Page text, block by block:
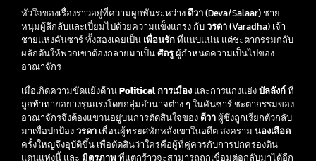
หัวใจของเรื่องราวอยู่ที่ความผูกพันระหว่าง ดีวา(Deva/Salaar) ชาย
หนุ่มผู้ลึกลับและเปี่ยมไปด้วยความแข็งแกร่ง กับวรดา(Varadha) เจ้า
ชายแห่งคันซาร์ ทั้งสองเคยเป็น เพื่อนรักที่แนบแน่น แต่ชะตากรรมกลับ
ผลักดันให้พวกเขาต้องกลายมาเป็นศัตรูผู้กำหนดความเป็นไปของ
อาณาจักร
เมื่อเกิดความขัดแย้งด้านPolitical การเมือง และการแก่งแย่งบัลลังก์ที่
ถูกท้าทายอย่างรุนแรงโดยกลุ่มอำนาจต่าง ๆ ในคันซาร์ ชะตากรรมของ
อาณาจักรจึงต้องแขวนอยู่บนการตัดสินใจของ ดีวาผู้ซึ่งถูกเรียกตัวกลับ
มาเพื่อปกป้องวรดา เพื่อนผู้ทรยศหักหลังเขาในอดีต สงคราม นองเลือด
ครั้งใหญ่จึงอุบัติขึ้น เพื่อตัดสินว่าใครคือผู้ที่คู่ควรกับการปกครองดิน
แดนแห่งนี้ และ มิตรภาพที่แตกร้าวจะสามารถถูกเชื่อมต่อกลับมาได้อีก